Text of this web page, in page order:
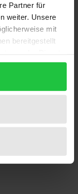
Partner für
weiter. Unsere
mit
bereitgestellt